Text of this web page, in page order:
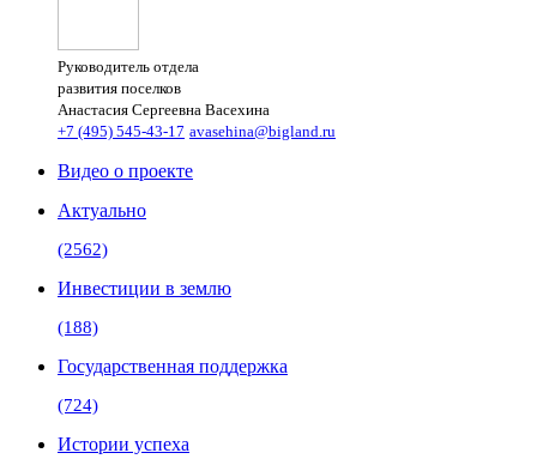
Руководитель отдела
развития поселков
Анастасия Сергеевна Васехина
+7 (495) 545-43-17 avasehina@bigland.ru
Видео о проекте
Актуально
(2562)
Инвестиции в землю
(188)
Государственная поддержка
(724)
Истории успеха